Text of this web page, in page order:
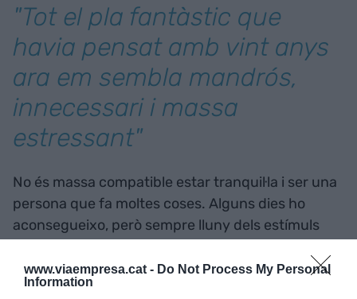
www.viaempresa.cat - Do Not Process My Personal
Information
"Tot el pla fantàstic que
havia pensat amb vint anys
ara em sembla mandrós,
innecessari i massa
estressant"
No és massa compatible estar tranquil·la i ser una
persona que fa moltes coses. Alguns dies ho
aconsegueixo, però sempre lluny dels estímuls
que el més comú en la meva persona són els
rampells elèctrics d'energia i hiperactivitat que